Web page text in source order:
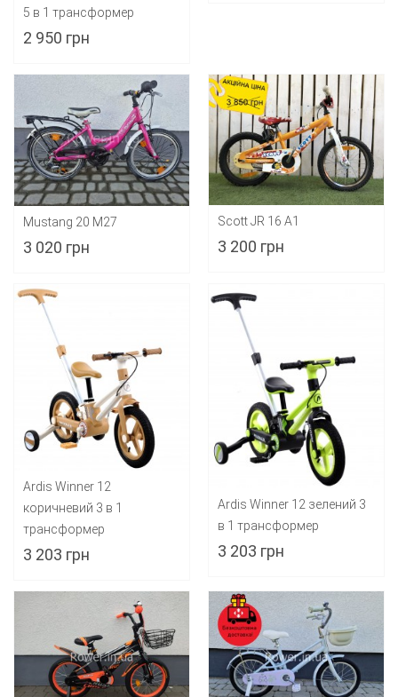
5 в 1 трансформер
2 950 грн
Mustang 20 M27
3 020 грн
Scott JR 16 A1
3 200 грн
Ardis Winner 12
коричневий 3 в 1
трансформер
3 203 грн
Ardis Winner 12 зелений 3
в 1 трансформер
3 203 грн